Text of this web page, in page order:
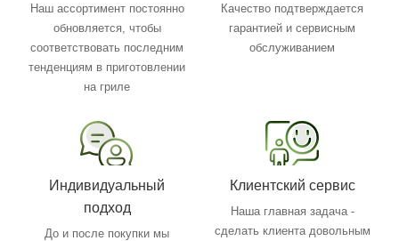
Наш ассортимент постоянно
обновляется, чтобы
соответствовать последним
тенденциям в приготовлении
на гриле
Качество подтверждается
гарантией и сервисным
обслуживанием
Индивидуальный
подход
До и после покупки мы
Клиентский сервис
Наша главная задача -
сделать клиента довольным